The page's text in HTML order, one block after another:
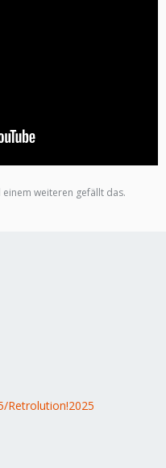
weiteren gefällt das.
Retrolution!2025